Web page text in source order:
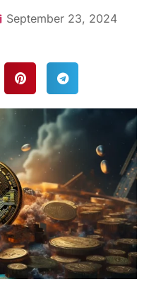
September 23, 2024